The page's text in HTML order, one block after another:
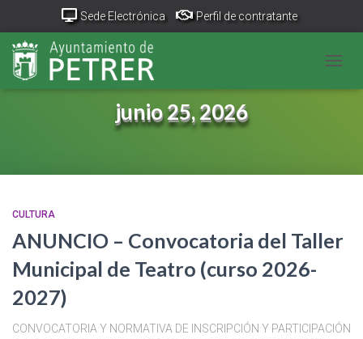
Sede Electrónica Perfil de contratante
Portal Transparencia
Canal de denuncias
junio 25, 2026
CULTURA
ANUNCIO – Convocatoria del Taller
Municipal de Teatro (curso 2026-
2027)
CONVOCATORIA Y NORMATIVA DE INSCRIPCIÓN Y PARTICIPACIÓN